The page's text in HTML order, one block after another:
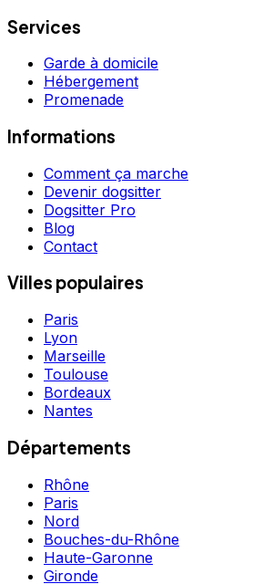
Services
Garde à domicile
Hébergement
Promenade
Informations
Comment ça marche
Devenir dogsitter
Dogsitter Pro
Blog
Contact
Villes populaires
Paris
Lyon
Marseille
Toulouse
Bordeaux
Nantes
Départements
Rhône
Paris
Nord
Bouches-du-Rhône
Haute-Garonne
Gironde